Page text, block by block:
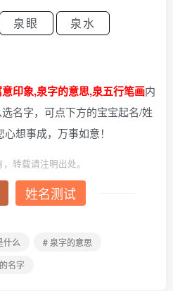
泉眼
泉水
印象,泉字的意思,泉五行笔画内
名字，可点下方的宝宝起名/姓
想事成，万事如意！
转载请注明出处。
姓名测试
什么
# 泉字的意思
名字